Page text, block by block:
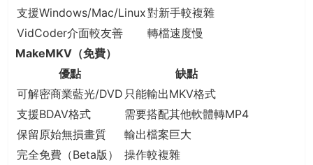
支援Windows/Mac/Linux對新手較複雜
VidCoder介面較友善
轉檔速度慢
MakeMKV（免費）
優點
缺點
可解密商業藍光/DVD 只能輸出MKV格式
支援BDAV格式
需要搭配其他軟體轉MP4
保留原始無損畫質
輸出檔案巨大
完全免費（Beta版）
操作較複雜